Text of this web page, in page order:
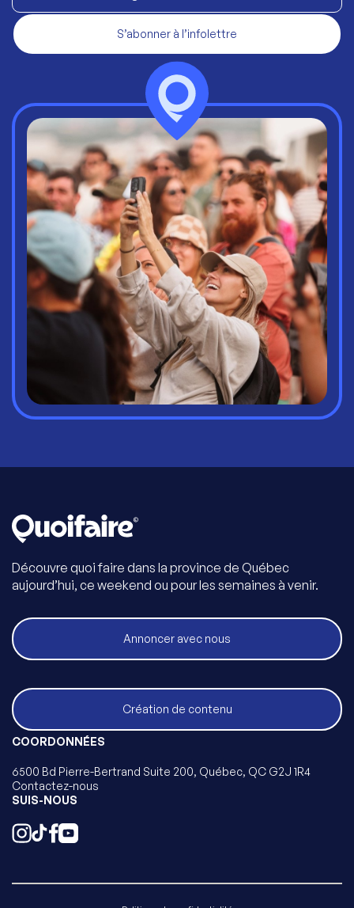
S’abonner à l’infolettre
Découvre quoi faire dans la province de Québec
aujourd’hui, ce weekend ou pour les semaines à venir.
Annoncer avec nous
Création de contenu
COORDONNÉES
6500 Bd Pierre-Bertrand Suite 200, Québec, QC G2J 1R4
Contactez-nous
SUIS-NOUS